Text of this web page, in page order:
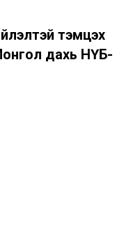
тэмцэх
дахь НҮБ-